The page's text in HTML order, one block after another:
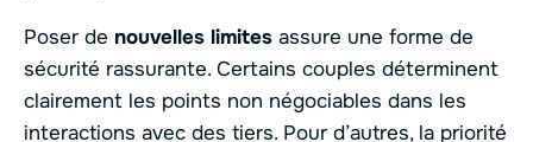
Poser de nouvelles limites assure une forme de
sécurité rassurante. Certains couples déterminent
clairement les points non négociables dans les
interactions avec des tiers. Pour d’autres, la priorité